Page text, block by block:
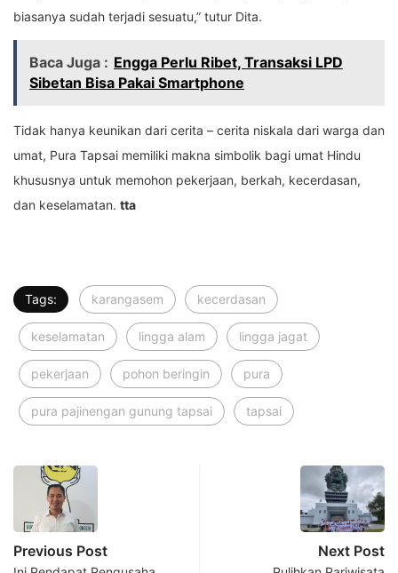
biasanya sudah terjadi sesuatu,” tutur Dita.
Baca Juga : Engga Perlu Ribet, Transaksi LPD
Sibetan Bisa Pakai Smartphone
Tidak hanya keunikan dari cerita – cerita niskala dari warga dan
umat, Pura Tapsai memiliki makna simbolik bagi umat Hindu
khususnya untuk memohon pekerjaan, berkah, kecerdasan,
dan keselamatan. tta
Tags: karangasem kecerdasan
keselamatan lingga alam lingga jagat
pekerjaan pohon beringin pura
pura pajinengan gunung tapsai tapsai
Previous Post Next Post